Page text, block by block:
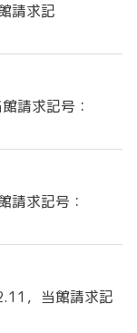
請求記
請求記号：
求記号：
，当館請求記